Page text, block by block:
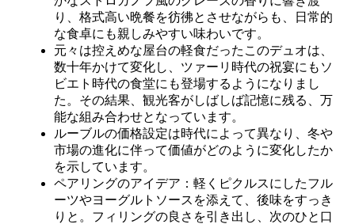
り、格式高い晩餐を彷彿とさせながらも、日常的
な食卓にも親しみやすい味わいです。
元々は控えめな屋台の軽食だったこのデュオは、
数十年かけて変化し、ツァーリ時代の祝宴にもソ
ビエト時代の食堂にも登場するようになりまし
た。その結果、観光客がしばしば記憶に残る、万
能な組み合わせとなっています。
ルーブルの価格設定は時代によって異なり、冬や
市場の進化に伴って価値がどのように変化したか
を示しています。
ペアリングのアイデア：軽くピクルスにしたフル
ーツやヨーグルトソースを添えて、後味をすっき
りと。フィリングの良さを引き出し、次のひと口